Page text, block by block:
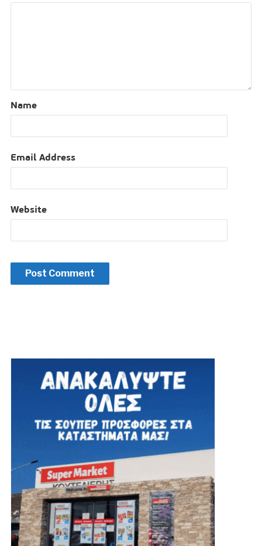
Name
Email Address
Website